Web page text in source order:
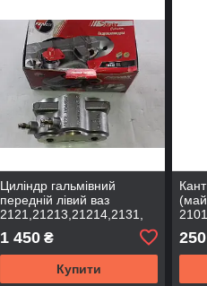
Циліндр гальмівний
передній лівий ваз
2121,21213,21214,2131,
1 450₴
Купити
250